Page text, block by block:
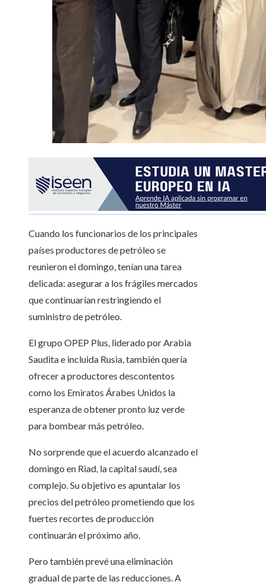
Cuando los funcionarios de los principales
países productores de petróleo se
reunieron el domingo, tenían una tarea
delicada: asegurar a los frágiles mercados
que continuarían restringiendo el
suministro de petróleo.
El grupo OPEP Plus, liderado por Arabia
Saudita e incluida Rusia, también quería
ofrecer a productores descontentos
como los Emiratos Árabes Unidos la
esperanza de obtener pronto luz verde
para bombear más petróleo.
No sorprende que el acuerdo alcanzado el
domingo en Riad, la capital saudí, sea
complejo. Su objetivo es apuntalar los
precios del petróleo prometiendo que los
fuertes recortes de producción
continuarán el próximo año.
Pero también prevé una eliminación
gradual de parte de las reducciones. A